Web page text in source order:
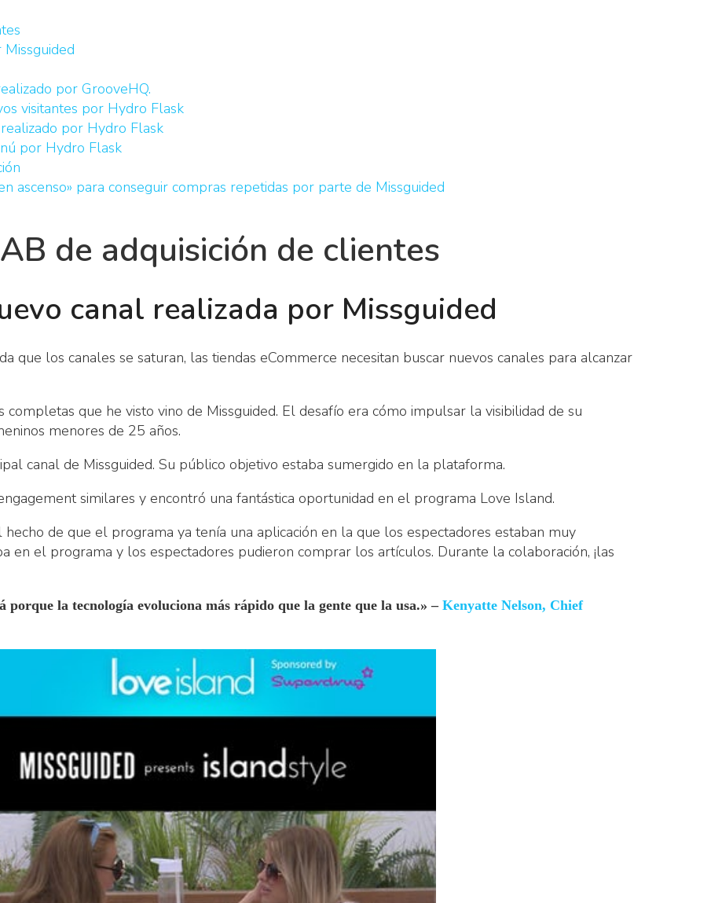
por GrooveHQ.
visitantes por Hydro Flask
por Hydro Flask
por Hydro Flask
ascenso» para conseguir compras repetidas por parte de Missguided
de adquisición de clientes
canal realizada por Missguided
que los canales se saturan, las tiendas eCommerce necesitan buscar nuevos canales para alcanzar
completas que he visto vino de Missguided. El desafío era cómo impulsar la visibilidad de su
menores de 25 años.
canal de Missguided. Su público objetivo estaba sumergido en la plataforma.
similares y encontró una fantástica oportunidad en el programa Love Island.
de que el programa ya tenía una aplicación en la que los espectadores estaban muy
en el programa y los espectadores pudieron comprar los artículos. Durante la colaboración, ¡las
la tecnología evoluciona más rápido que la gente que la usa.» – Kenyatte Nelson, Chief